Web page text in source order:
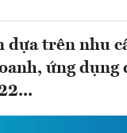
trên nhu
ứng dụng